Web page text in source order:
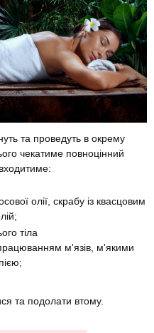
та проведуть в окрему
чекатиме повноцінний
олії, скрабу із квасцовим
тіла
м'язів, м'якими
та подолати втому.